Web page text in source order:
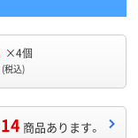
×4個
(税込)
14 商品あります。